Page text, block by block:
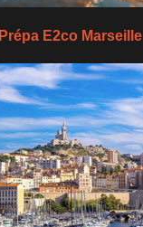
Prépa E2co Marseille